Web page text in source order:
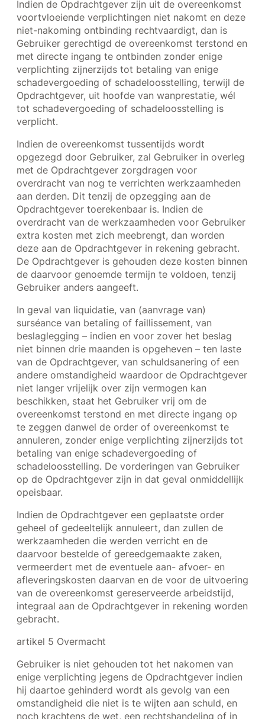
Indien de Opdrachtgever zijn uit de overeenkomst
voortvloeiende verplichtingen niet nakomt en deze
niet-nakoming ontbinding rechtvaardigt, dan is
Gebruiker gerechtigd de overeenkomst terstond en
met directe ingang te ontbinden zonder enige
verplichting zijnerzijds tot betaling van enige
schadevergoeding of schadeloosstelling, terwijl de
Opdrachtgever, uit hoofde van wanprestatie, wél
tot schadevergoeding of schadeloosstelling is
verplicht.
Indien de overeenkomst tussentijds wordt
opgezegd door Gebruiker, zal Gebruiker in overleg
met de Opdrachtgever zorgdragen voor
overdracht van nog te verrichten werkzaamheden
aan derden. Dit tenzij de opzegging aan de
Opdrachtgever toerekenbaar is. Indien de
overdracht van de werkzaamheden voor Gebruiker
extra kosten met zich meebrengt, dan worden
deze aan de Opdrachtgever in rekening gebracht.
De Opdrachtgever is gehouden deze kosten binnen
de daarvoor genoemde termijn te voldoen, tenzij
Gebruiker anders aangeeft.
In geval van liquidatie, van (aanvrage van)
surséance van betaling of faillissement, van
beslaglegging – indien en voor zover het beslag
niet binnen drie maanden is opgeheven – ten laste
van de Opdrachtgever, van schuldsanering of een
andere omstandigheid waardoor de Opdrachtgever
niet langer vrijelijk over zijn vermogen kan
beschikken, staat het Gebruiker vrij om de
overeenkomst terstond en met directe ingang op
te zeggen danwel de order of overeenkomst te
annuleren, zonder enige verplichting zijnerzijds tot
betaling van enige schadevergoeding of
schadeloosstelling. De vorderingen van Gebruiker
op de Opdrachtgever zijn in dat geval onmiddellijk
opeisbaar.
Indien de Opdrachtgever een geplaatste order
geheel of gedeeltelijk annuleert, dan zullen de
werkzaamheden die werden verricht en de
daarvoor bestelde of gereedgemaakte zaken,
vermeerdert met de eventuele aan- afvoer- en
afleveringskosten daarvan en de voor de uitvoering
van de overeenkomst gereserveerde arbeidstijd,
integraal aan de Opdrachtgever in rekening worden
gebracht.
artikel 5 Overmacht
Gebruiker is niet gehouden tot het nakomen van
enige verplichting jegens de Opdrachtgever indien
hij daartoe gehinderd wordt als gevolg van een
omstandigheid die niet is te wijten aan schuld, en
noch krachtens de wet, een rechtshandeling of in